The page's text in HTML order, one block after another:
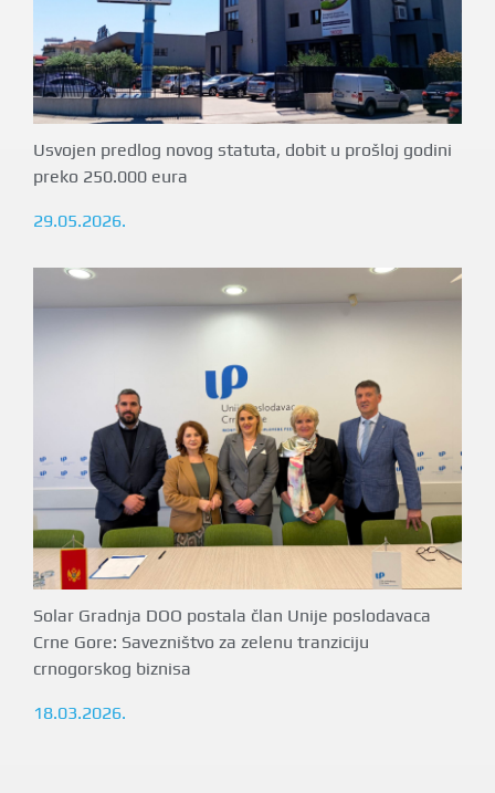
Usvojen predlog novog statuta, dobit u prošloj godini
preko 250.000 eura
29.05.2026.
Solar Gradnja DOO postala član Unije poslodavaca
Crne Gore: Savezništvo za zelenu tranziciju
crnogorskog biznisa
18.03.2026.